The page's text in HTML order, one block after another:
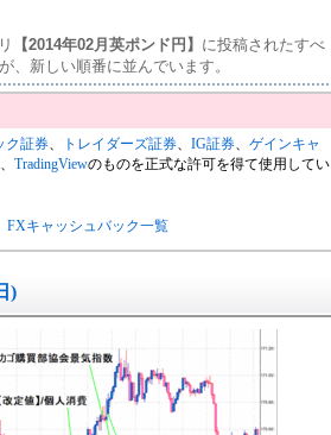
【2014年02月英ポンド円】 に投稿されたすべ
、新しい順番に並んでいます。
ク証券、 トレイダーズ証券、 IG証券、 ゲインキャ
、 TradingViewのものを正式な許可を得て使用してい
FXキャッシュバック一覧
)